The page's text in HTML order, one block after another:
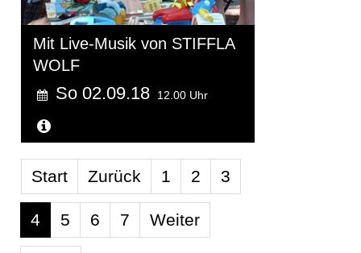
Mit Live-Musik von STIFFLA
WOLF
So 02.09.18 12.00 Uhr
Start Zurück 1 2 3
4 5 6 7 Weiter